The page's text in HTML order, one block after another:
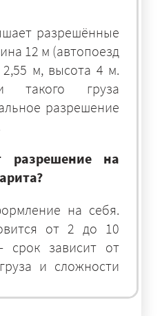
разрешённые
12 м (автопоезд
м, высота 4 м.
такого груза
разрешение
разрешение на
на себя.
от 2 до 10
срок зависит от
и сложности